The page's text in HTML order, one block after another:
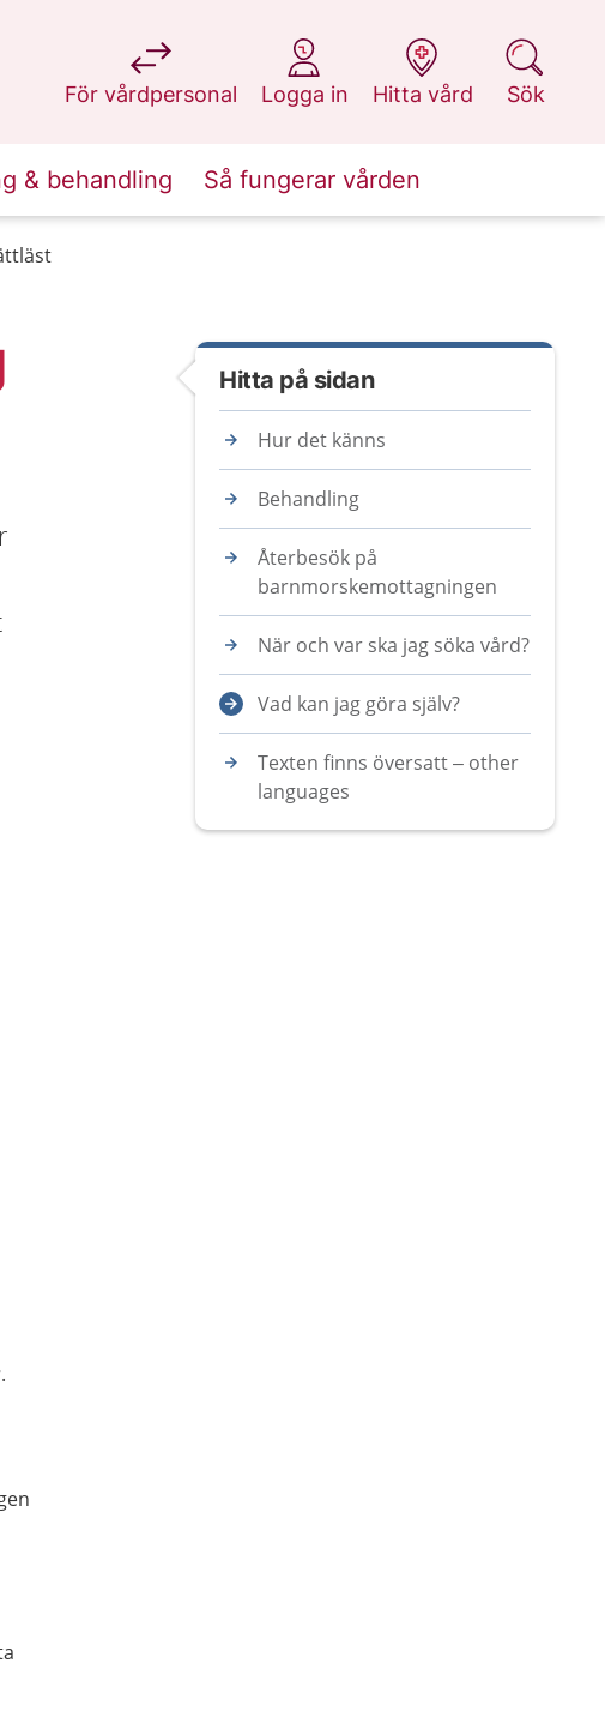
För vårdpersonal
på 1177.se
Logga in
på 1177.se
Hitta vård
på 1177.se
Sök
på 1177.se
& behandling Så fungerar vården
Hitta på sidan
Hur det känns
Behandling
Återbesök på
barnmorskemottagningen
När och var ska jag söka vård?
Vad kan jag göra själv?
Texten finns översatt – other
languages